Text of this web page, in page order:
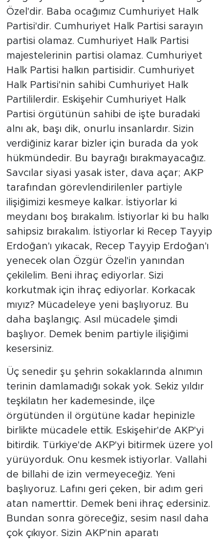
Özel'dir. Baba ocağımız Cumhuriyet Halk
Partisi'dir. Cumhuriyet Halk Partisi sarayın
partisi olamaz. Cumhuriyet Halk Partisi
majestelerinin partisi olamaz. Cumhuriyet
Halk Partisi halkın partisidir. Cumhuriyet
Halk Partisi'nin sahibi Cumhuriyet Halk
Partililerdir. Eskişehir Cumhuriyet Halk
Partisi örgütünün sahibi de işte buradaki
alnı ak, başı dik, onurlu insanlardır. Sizin
verdiğiniz karar bizler için burada da yok
hükmündedir. Bu bayrağı bırakmayacağız.
Savcılar siyasi yasak ister, dava açar; AKP
tarafından görevlendirilenler partiyle
ilişiğimizi kesmeye kalkar. İstiyorlar ki
meydanı boş bırakalım. İstiyorlar ki bu halkı
sahipsiz bırakalım. İstiyorlar ki Recep Tayyip
Erdoğan'ı yıkacak, Recep Tayyip Erdoğan'ı
yenecek olan Özgür Özel'in yanından
çekilelim. Beni ihraç ediyorlar. Sizi
korkutmak için ihraç ediyorlar. Korkacak
mıyız? Mücadeleye yeni başlıyoruz. Bu
daha başlangıç. Asıl mücadele şimdi
başlıyor. Demek benim partiyle ilişiğimi
kesersiniz.
Üç senedir şu şehrin sokaklarında alnımın
terinin damlamadığı sokak yok. Sekiz yıldır
teşkilatın her kademesinde, ilçe
örgütünden il örgütüne kadar hepinizle
birlikte mücadele ettik. Eskişehir'de AKP'yi
bitirdik. Türkiye'de AKP'yi bitirmek üzere yol
yürüyorduk. Onu kesmek istiyorlar. Vallahi
de billahi de izin vermeyeceğiz. Yeni
başlıyoruz. Lafını geri çeken, bir adım geri
atan namerttir. Demek beni ihraç edersiniz.
Bundan sonra göreceğiz, sesim nasıl daha
çok çıkıyor. Sizin AKP'nin aparatı